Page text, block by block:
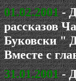
01.02.2001-
рассказов
Буковски "
Вместе с
31.01.2001-